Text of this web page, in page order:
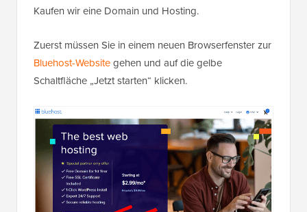
Kaufen wir eine Domain und Hosting.
Zuerst müssen Sie in einem neuen Browserfenster zur
Bluehost-Websitegehen und auf die gelbe
Schaltfläche „Jetzt starten“ klicken.